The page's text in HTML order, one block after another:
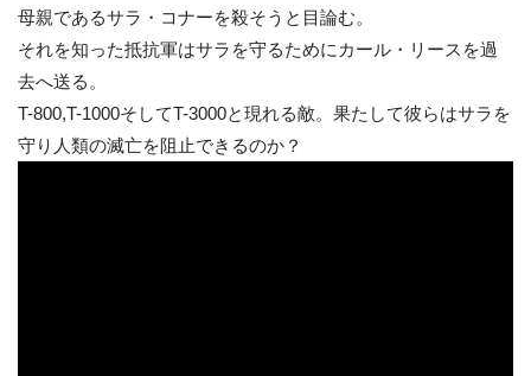
母親であるサラ・コナーを殺そうと目論む。
それを知った抵抗軍はサラを守るためにカール・リースを過
去へ送る。
T-800,T-1000そしてT-3000と現れる敵。果たして彼らはサラを
守り人類の滅亡を阻止できるのか？